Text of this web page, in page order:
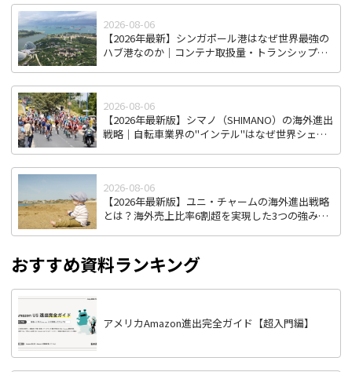
2026-08-06
【2026年最新】シンガポール港はなぜ世界最強の
ハブ港なのか｜コンテナ取扱量・トランシップ機
2026-08-06
【2026年最新版】シマノ（SHIMANO）の海外進出
戦略｜自転車業界の"インテル"はなぜ世界シェア
2026-08-06
【2026年最新版】ユニ・チャームの海外進出戦略
とは？海外売上比率6割超を実現した3つの強みを
おすすめ資料ランキング
アメリカAmazon進出完全ガイド【超入門編】